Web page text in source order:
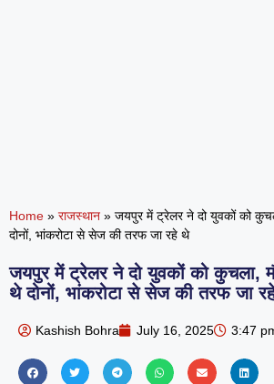
Home » राजस्थान » जयपुर में ट्रेलर ने दो युवकों को
दोनों, भांकरोटा से सेज की तरफ जा रहे थे
जयपुर में ट्रेलर ने दो युवकों को कुचला,
थे दोनों, भांकरोटा से सेज की तरफ जा
Kashish Bohra July 16, 2025 3:47